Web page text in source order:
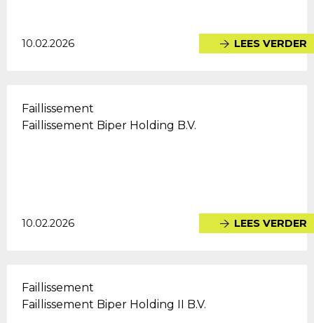
10.02.2026 LEES VERDER
Faillissement
Faillissement Biper Holding B.V.
10.02.2026 LEES VERDER
Faillissement
Faillissement Biper Holding II B.V.